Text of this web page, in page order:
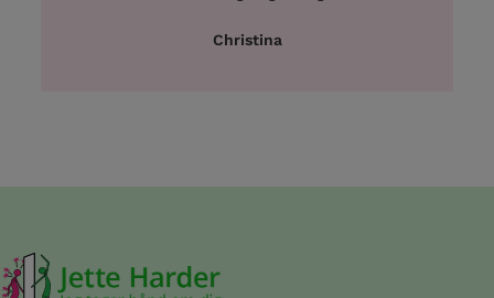
Christina